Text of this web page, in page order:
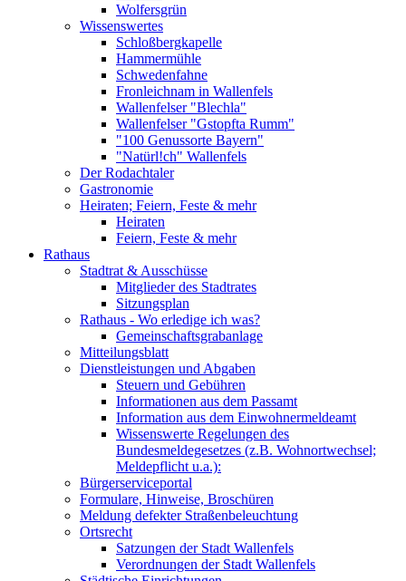
Wolfersgrün
Wissenswertes
Schloßbergkapelle
Hammermühle
Schwedenfahne
Fronleichnam in Wallenfels
Wallenfelser "Blechla"
Wallenfelser "Gstopfta Rumm"
"100 Genussorte Bayern"
"Natürl!ch" Wallenfels
Der Rodachtaler
Gastronomie
Heiraten; Feiern, Feste & mehr
Heiraten
Feiern, Feste & mehr
Rathaus
Stadtrat & Ausschüsse
Mitglieder des Stadtrates
Sitzungsplan
Rathaus - Wo erledige ich was?
Gemeinschaftsgrabanlage
Mitteilungsblatt
Dienstleistungen und Abgaben
Steuern und Gebühren
Informationen aus dem Passamt
Information aus dem Einwohnermeldeamt
Wissenswerte Regelungen des
Bundesmeldegesetzes (z.B. Wohnortwechsel;
Meldepflicht u.a.):
Bürgerserviceportal
Formulare, Hinweise, Broschüren
Meldung defekter Straßenbeleuchtung
Ortsrecht
Satzungen der Stadt Wallenfels
Verordnungen der Stadt Wallenfels